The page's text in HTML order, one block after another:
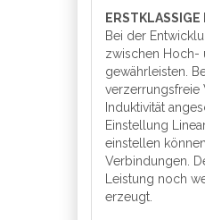
Bei der
zwischen Hoch-
gewährleisten.
verzerrungsfreie
Induktivität
Einstellung
einstellen
Verbindungen.
Leistung noch
erzeugt.